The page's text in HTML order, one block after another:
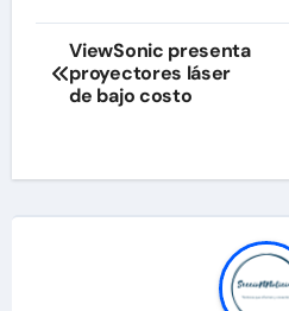
Navegación
de
ViewSonic presenta
proyectores láser
de bajo costo